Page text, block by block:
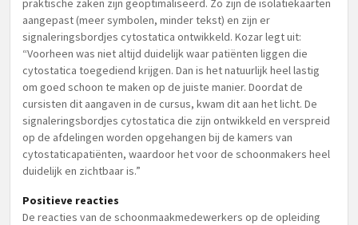
praktische zaken zijn geoptimaliseerd. Zo zijn de isolatiekaarten
aangepast (meer symbolen, minder tekst) en zijn er
signaleringsbordjes cytostatica ontwikkeld. Kozar legt uit:
“Voorheen was niet altijd duidelijk waar patiënten liggen die
cytostatica toegediend krijgen. Dan is het natuurlijk heel lastig
om goed schoon te maken op de juiste manier. Doordat de
cursisten dit aangaven in de cursus, kwam dit aan het licht. De
signaleringsbordjes cytostatica die zijn ontwikkeld en verspreid
op de afdelingen worden opgehangen bij de kamers van
cytostaticapatiënten, waardoor het voor de schoonmakers heel
duidelijk en zichtbaar is.”
Positieve reacties
De reacties van de schoonmaakmedewerkers op de opleiding